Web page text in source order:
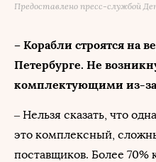
Предоставлено пресс-службой
– Корабли строятся на
Петербурге. Не
комплектующими из-
– Нельзя сказать, что
это комплексный,
поставщиков. Более 70%